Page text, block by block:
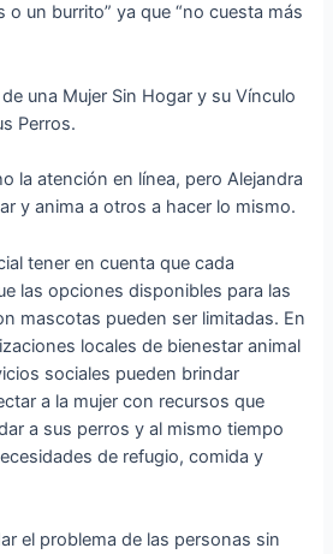
o un burrito” ya que “no cuesta más
la atención en línea, pero Alejandra
y anima a otros a hacer lo mismo.
tener en cuenta que cada
las opciones disponibles para las
mascotas pueden ser limitadas. En
locales de bienestar animal
sociales pueden brindar
a la mujer con recursos que
a sus perros y al mismo tiempo
de refugio, comida y
el problema de las personas sin